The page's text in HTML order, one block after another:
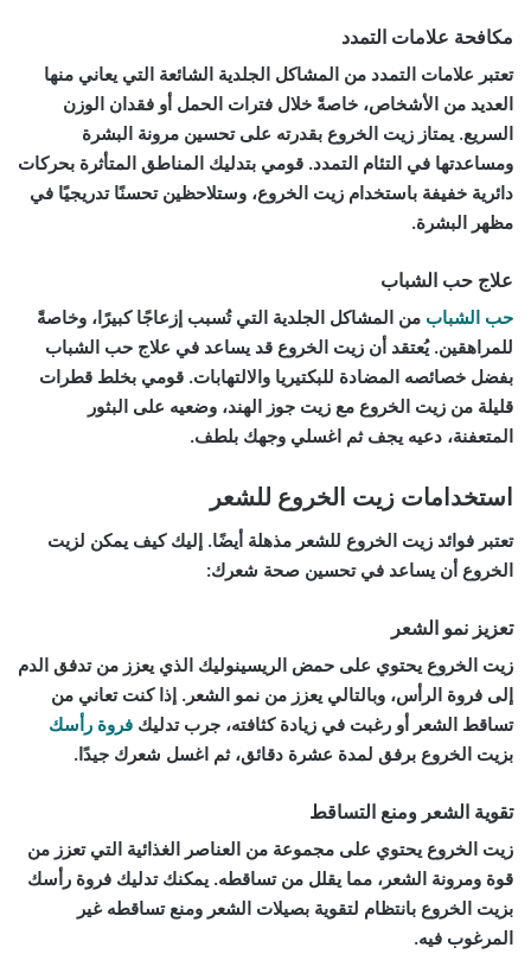
مكافحة علامات التمدد
تعتبر علامات التمدد من المشاكل الجلدية الشائعة التي يعاني منها
العديد من الأشخاص، خاصةً خلال فترات الحمل أو فقدان الوزن
السريع. يمتاز زيت الخروع بقدرته على تحسين مرونة البشرة
ومساعدتها في التئام التمدد. قومي بتدليك المناطق المتأثرة بحركات
دائرية خفيفة باستخدام زيت الخروع، وستلاحظين تحسنًا تدريجيًا في
مظهر البشرة.
علاج حب الشباب
حب الشباب من المشاكل الجلدية التي تُسبب إزعاجًا كبيرًا، وخاصةً
للمراهقين. يُعتقد أن زيت الخروع قد يساعد في علاج حب الشباب
بفضل خصائصه المضادة للبكتيريا والالتهابات. قومي بخلط قطرات
قليلة من زيت الخروع مع زيت جوز الهند، وضعيه على البثور
المتعفنة، دعيه يجف ثم اغسلي وجهك بلطف.
استخدامات زيت الخروع للشعر
تعتبر فوائد زيت الخروع للشعر مذهلة أيضًا. إليك كيف يمكن لزيت
الخروع أن يساعد في تحسين صحة شعرك:
تعزيز نمو الشعر
زيت الخروع يحتوي على حمض الريسينوليك الذي يعزز من تدفق الدم
إلى فروة الرأس، وبالتالي يعزز من نمو الشعر. إذا كنت تعاني من
تساقط الشعر أو رغبت في زيادة كثافته، جرب تدليك فروة رأسك
بزيت الخروع برفق لمدة عشرة دقائق، ثم اغسل شعرك جيدًا.
تقوية الشعر ومنع التساقط
زيت الخروع يحتوي على مجموعة من العناصر الغذائية التي تعزز من
قوة ومرونة الشعر، مما يقلل من تساقطه. يمكنك تدليك فروة رأسك
بزيت الخروع بانتظام لتقوية بصيلات الشعر ومنع تساقطه غير
المرغوب فيه.